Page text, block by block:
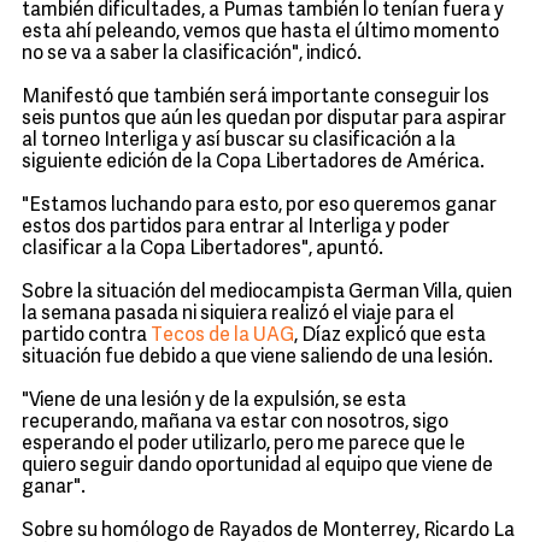
también dificultades, a Pumas también lo tenían fuera y
esta ahí peleando, vemos que hasta el último momento
no se va a saber la clasificación", indicó.
Manifestó que también será importante conseguir los
seis puntos que aún les quedan por disputar para aspirar
al torneo Interliga y así buscar su clasificación a la
siguiente edición de la Copa Libertadores de América.
"Estamos luchando para esto, por eso queremos ganar
estos dos partidos para entrar al Interliga y poder
clasificar a la Copa Libertadores", apuntó.
Sobre la situación del mediocampista German Villa, quien
la semana pasada ni siquiera realizó el viaje para el
partido contra
Tecos de la UAG, Díaz explicó que esta
situación fue debido a que viene saliendo de una lesión.
"Viene de una lesión y de la expulsión, se esta
recuperando, mañana va estar con nosotros, sigo
esperando el poder utilizarlo, pero me parece que le
quiero seguir dando oportunidad al equipo que viene de
ganar".
Sobre su homólogo de Rayados de Monterrey, Ricardo La